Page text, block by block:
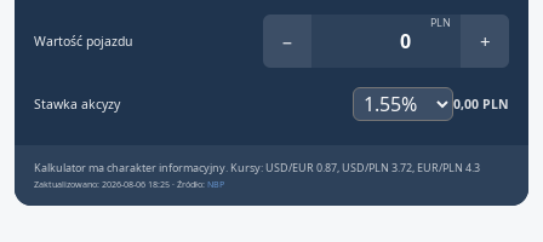
Wartość pojazdu −
PLN
+
Stawka akcyzy 0,00 PLN
Kalkulator ma charakter informacyjny. Kursy: USD/EUR 0.87, USD/PLN 3.72, EUR/PLN 4.3
Zaktualizowano: 2026-08-06 18:25 · Źródło: NBP